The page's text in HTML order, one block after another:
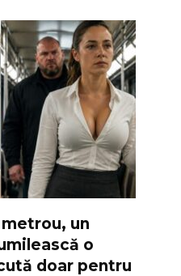
un
o
doar pentru